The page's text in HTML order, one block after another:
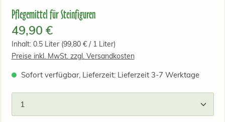
Pflegemittel für Steinfiguren
Regulärer Preis:
49,90 €
Inhalt: 0.5 Liter (99,80 € / 1 Liter)
Preise inkl. MwSt. zzgl. Versandkosten
Sofort verfügbar, Lieferzeit: Lieferzeit 3-7 Werktage